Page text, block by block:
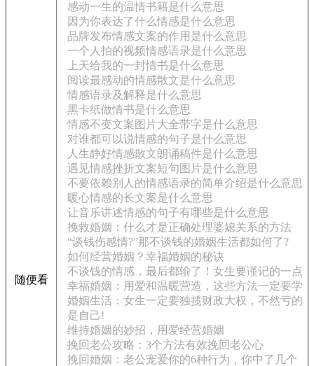
随便看
感动一生的温情书籍是什么意思
因为你表达了什么情感是什么意思
品牌发布情感文案的作用是什么意思
一个人拍的视频情感语录是什么意思
上天给我的一封情书是什么意思
阅读最感动的情感散文是什么意思
情感语录及解释是什么意思
黑卡纸做情书是什么意思
情感不变文案图片大全带字是什么意思
对谁都可以说情感的句子是什么意思
人生静好情感散文朗诵稿件是什么意思
遇见情感挫折文案短句图片是什么意思
不要依赖别人的情感语录的简单介绍是什么意思
暖心情感的长文案是什么意思
让音乐讲述情感的句子有哪些是什么意思
挽救婚姻：什么才是正确处理婆媳关系的方法
“谈钱伤感情?”那不谈钱的婚姻生活都如何了?
如何经营婚姻？幸福婚姻的秘诀
不谈钱的情感，最后都输了！女生要谨记的一点
幸福婚姻：用爱和温暖营造，这些方法一定要学
婚姻生活：女生一定要独揽财政大权，不然亏的
是自己!
维持婚姻的妙招，用爱经营婚姻
挽回老公攻略：3个方法有效挽回老公心
挽回婚姻：老公宠爱你的6种行为，你中了几个